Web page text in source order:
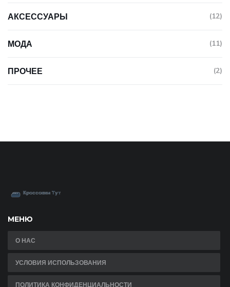
АКСЕССУАРЫ (12)
МОДА (11)
ПРОЧЕЕ (2)
МЕНЮ
О НАС
УСЛОВИЯ ИСПОЛЬЗОВАНИЯ
ПОЛИТИКА КОНФИДЕНЦИАЛЬНОСТИ